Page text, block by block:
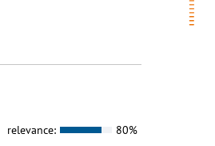
relevance: 80%